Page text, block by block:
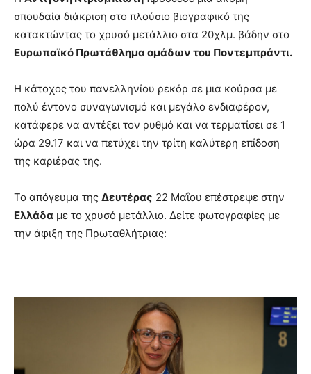
σπουδαία διάκριση στο πλούσιο βιογραφικό της
κατακτώντας το χρυσό μετάλλιο στα 20χλμ. βάδην στο
Ευρωπαϊκό Πρωτάθλημα ομάδων του Ποντεμπράντι.
Η κάτοχος του πανελληνίου ρεκόρ σε μια κούρσα με
πολύ έντονο συναγωνισμό και μεγάλο ενδιαφέρον,
κατάφερε να αντέξει τον ρυθμό και να τερματίσει σε 1
ώρα 29.17 και να πετύχει την τρίτη καλύτερη επίδοση
της καριέρας της.
Το απόγευμα της Δευτέρας 22 Μαΐου επέστρεψε στην
Ελλάδα με το χρυσό μετάλλιο. Δείτε φωτογραφίες με
την άφιξη της Πρωταθλήτριας: